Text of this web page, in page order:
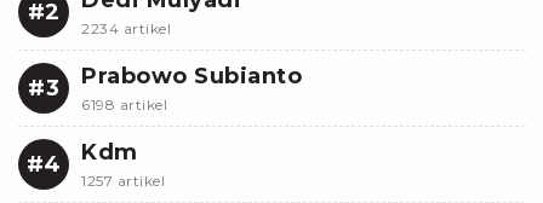
#2
2234 artikel
#3 Prabowo Subianto
6198 artikel
#4 Kdm
1257 artikel